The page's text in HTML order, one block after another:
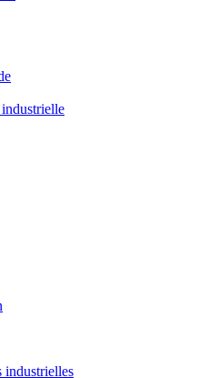
industrielles